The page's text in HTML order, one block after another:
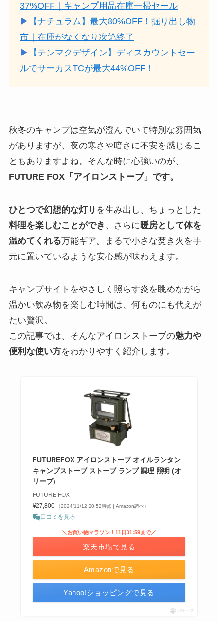
37%OFF｜キャンプ用品在庫一掃セール
▶
【ナチュラム】最大80%OFF！掘り出し物
市｜在庫がなくなり次第終了
▶
【テンマクデザイン】ディスカウントセー
ルでサーカスTCが最大44%OFF！
秋冬のキャンプは空気が澄んでいて特別な雰囲気
がありますが、夜の寒さや暗さに不安を感じるこ
ともありますよね。そんな時に心強いのが、
FUTURE FOX「アイロンストーブ」 です。
ひとつで幻想的な灯り を生み出し、ちょっとした
料理を楽しむことができ 、さらに 暖房として体を
温めてくれる万能ギア。まるで小さな焚き火を手
元に置いているような安心感が味わえます。
キャンプサイトをやさしく照らす炎を眺めながら
温かい飲み物を楽しむ時間は、何ものにも代えが
たい贅沢。
この記事では、そんなアイロンストーブの魅力や
便利な使い方をわかりやすく紹介します。
FUTUREFOX アイロンストーブ オイルランタン
キャンプストーブ ストーブ ランプ 調理 照明 (オ
リーブ)
FUTURE FOX
¥27,800
（2024/11/12 20:52時点 | Amazon調べ）
口コミを見る
Amazonで見る
＼お買い物マラソン！11日01:59まで／
楽天市場で見る
Yahoo!ショッピングで見る
ポチップ